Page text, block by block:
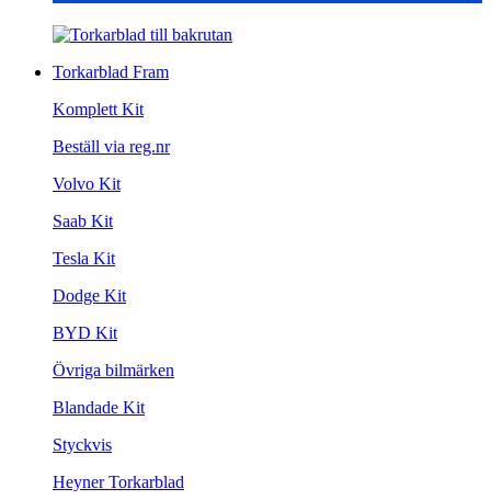
Torkarblad Fram
Komplett Kit
Beställ via reg.nr
Volvo Kit
Saab Kit
Tesla Kit
Dodge Kit
BYD Kit
Övriga bilmärken
Blandade Kit
Styckvis
Heyner Torkarblad